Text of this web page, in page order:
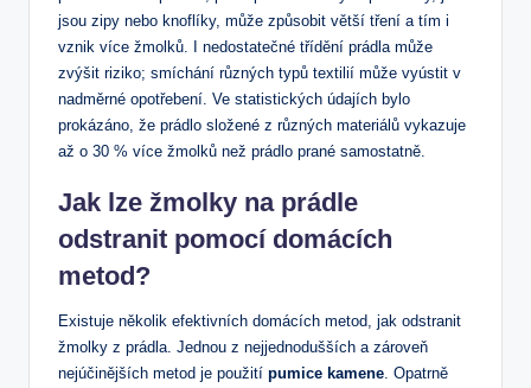
jsou zipy nebo knoflíky, může ⁣způsobit‌ větší tření a tím i
vznik více ⁢žmolků. I nedostatečné třídění prádla ‌může
zvýšit riziko; smíchání různých typů textilií může vyústit⁢ v
nadměrné opotřebení. Ve ‌statistických ⁢údajích bylo
prokázáno, že prádlo složené z různých materiálů vykazuje
až o‌ 30 %⁣ více žmolků než prádlo prané samostatně.
Jak lze‍ žmolky na prádle
odstranit pomocí domácích
metod?
Existuje několik efektivních domácích metod, jak odstranit
žmolky z prádla. Jednou z nejjednodušších a zároveň
nejúčinějších metod je použití pumice kamene . Opatrně⁣